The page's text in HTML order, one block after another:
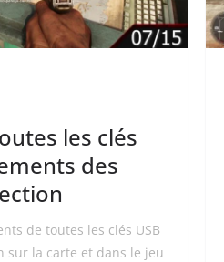
les clés
des
de toutes les clés USB
sur la carte et dans le jeu